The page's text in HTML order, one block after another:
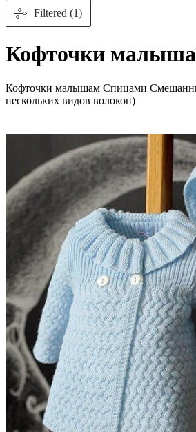
Filtered (1)
Кофточки
Кофточки малышам Спицами
нескольких видов волокон)